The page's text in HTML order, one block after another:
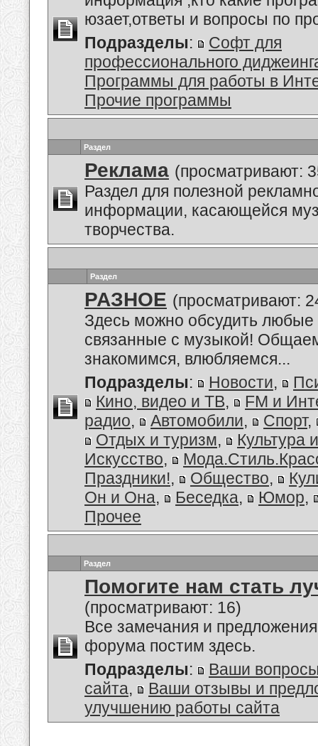
юзает,ответы и вопросы по
Подразделы:
Софт для
профессионального
Программы для работы в
Прочие программы
Раздел
Реклама (просматривают:
Раздел для полезной
информации, касающейся
творчества.
Раздел
РАЗНОЕ (просматривают:
Здесь можно обсудить
связанные с музыкой!
знакомимся, влюбляемся...
Подразделы: Новости,
Кино, видео и ТВ,
FM и
радио, Автомобили, Спорт,
Отдых и туризм,
Культура и
Искусство,
Праздники!, Общество,
Он и Она, Беседка, Юмор,
Прочее
Раздел
Помогите нам стать
(просматривают: 16)
Все замечания и
форума постим здесь.
Подразделы:
Ваши
сайта,
Ваши отзывы и
улучшению работы сайта